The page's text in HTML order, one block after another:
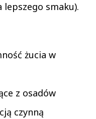
smaku).
żucia w
z osadów
czynną